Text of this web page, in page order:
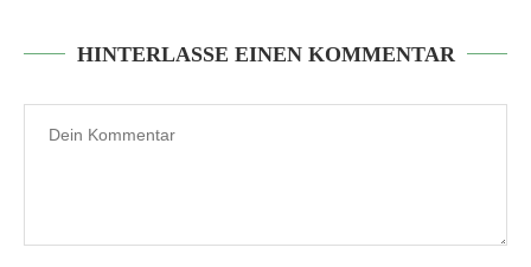
HINTERLASSE EINEN KOMMENTAR